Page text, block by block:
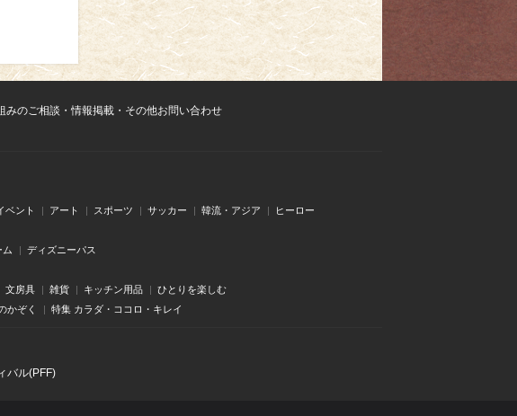
みのご相談・情報掲載・その他お問い合わせ
ベント アート スポーツ サッカー 韓流・アジア ヒーロー
ム ディズニーパス
文房具 雑貨 キッチン用品 ひとりを楽しむ
かぞく 特集 カラダ・ココロ・キレイ
バル(PFF)